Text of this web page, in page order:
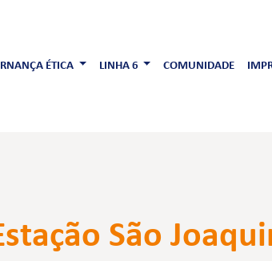
ÉTICA LINHA 6 COMUNIDADE
São